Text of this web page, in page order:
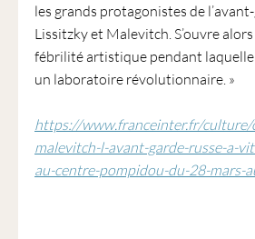
les grands protagonistes de
Lissitzky et Malevitch. S’ouvre
fébrilité artistique pendant laquelle
un laboratoire révolutionnaire. »
https://www.franceinter.fr/culture/
malevitch-l-avant-garde-russe-a-
au-centre-pompidou-du-28-mars-